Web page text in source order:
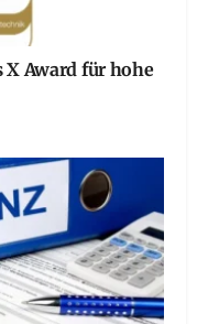
X Award für hohe